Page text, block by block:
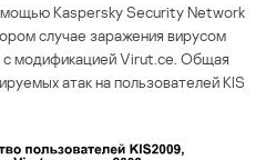
Kaspersky Security Network
случае заражения вирусом
модификацией Virut.ce. Общая
атак на пользователей KIS